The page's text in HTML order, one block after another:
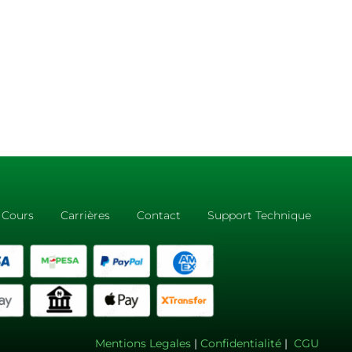
Cours Carrières Contact Support Technique
Mentions Legales | Confidentialité | CGU